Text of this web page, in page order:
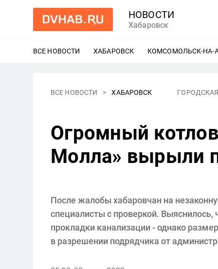
НОВОСТИ
Хабаровск
ВСЕ НОВОСТИ ХАБАРОВСК ЕЩЕ
КОМСОМОЛЬСК-НА-
ВСЕ НОВОСТИ ХАБАРОВСК
Огромный
Молла» вырыли
После жалобы хабаровчан на
специалисты с проверкой.
прокладки канализации - однако
в разрешении подрядчика от